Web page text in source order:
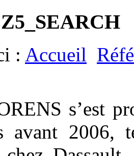
: Accueil
s’est
avant